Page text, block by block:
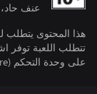
عنف
هذا المحتوى يتطلب
تتطلب اللعبة توفر
على وحدة التحكم (Game Pass Core أو Ultimate، يُباع بشكل منفصل).